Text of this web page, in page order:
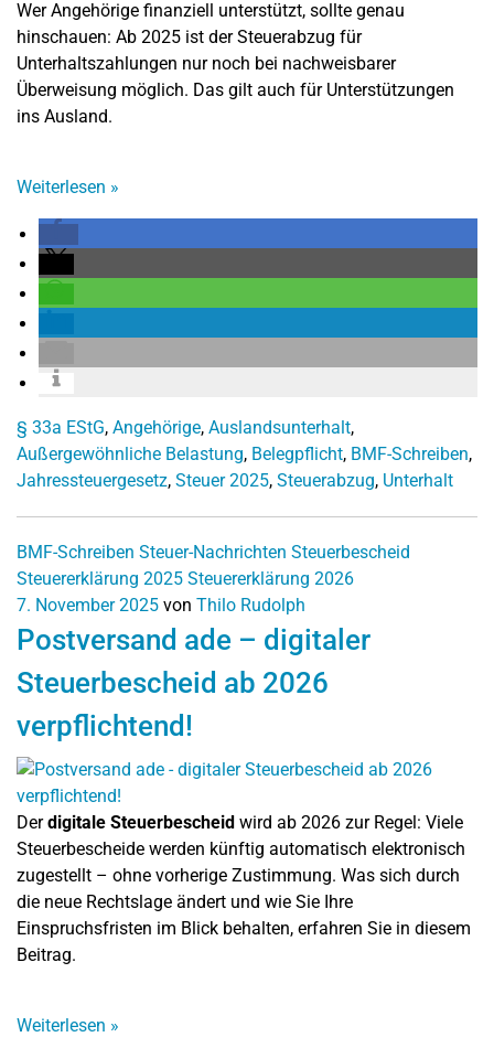
Wer Angehörige finanziell unterstützt, sollte genau
hinschauen: Ab 2025 ist der Steuerabzug für
Unterhaltszahlungen nur noch bei nachweisbarer
Überweisung möglich. Das gilt auch für Unterstützungen
ins Ausland.
Weiterlesen »
§ 33a EStG, Angehörige, Auslandsunterhalt,
Außergewöhnliche Belastung, Belegpflicht, BMF-Schreiben,
Jahressteuergesetz, Steuer 2025, Steuerabzug, Unterhalt
BMF-Schreiben Steuer-Nachrichten Steuerbescheid
Steuererklärung 2025 Steuererklärung 2026
7. November 2025 von Thilo Rudolph
Postversand ade – digitaler
Steuerbescheid ab 2026
verpflichtend!
Derdigitale Steuerbescheid wird ab 2026 zur Regel: Viele
Steuerbescheide werden künftig automatisch elektronisch
zugestellt – ohne vorherige Zustimmung. Was sich durch
die neue Rechtslage ändert und wie Sie Ihre
Einspruchsfristen im Blick behalten, erfahren Sie in diesem
Beitrag.
Weiterlesen »